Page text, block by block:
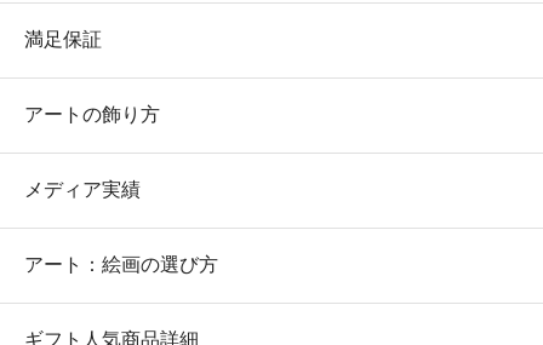
満足保証
アートの飾り方
メディア実績
アート：絵画の選び方
ギフト人気商品詳細